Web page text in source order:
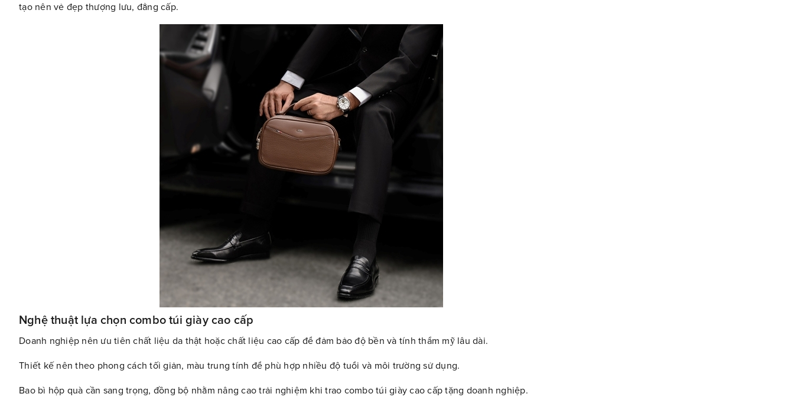
tạo nên vẻ đẹp thượng lưu, đẳng cấp.
Nghệ thuật lựa chọn combo túi giày cao cấp
Doanh nghiệp nên ưu tiên chất liệu da thật hoặc chất liệu cao cấp để đảm bảo độ bền và tính thẩm mỹ lâu dài.
Thiết kế nên theo phong cách tối giản, màu trung tính để phù hợp nhiều độ tuổi và môi trường sử dụng.
Bao bì hộp quà cần sang trọng, đồng bộ nhằm nâng cao trải nghiệm khi trao combo túi giày cao cấp tặng doanh nghiệp.